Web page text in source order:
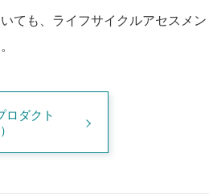
ても、ライフサイクルアセスメ
ロダクト